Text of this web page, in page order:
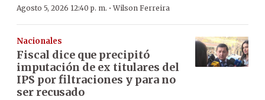
Agosto 5, 2026 12:40 p. m. ·Wilson Ferreira
Nacionales
Fiscal dice que precipitó
imputación de ex titulares del
IPS por filtraciones y para no
ser recusado